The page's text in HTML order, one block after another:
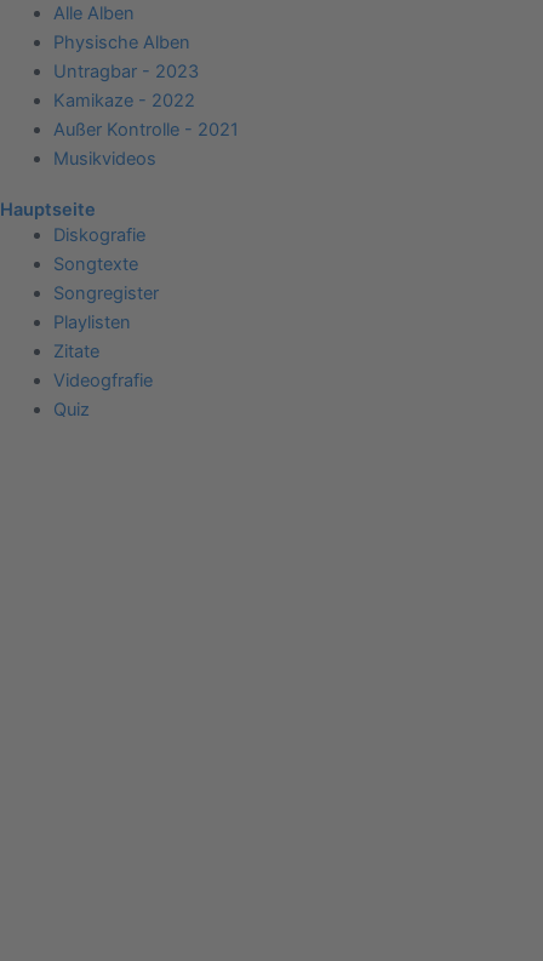
Alle Alben
Physische Alben
Untragbar - 2023
Kamikaze - 2022
Außer Kontrolle - 2021
Musikvideos
Hauptseite
Diskografie
Songtexte
Songregister
Playlisten
Zitate
Videogfrafie
Quiz